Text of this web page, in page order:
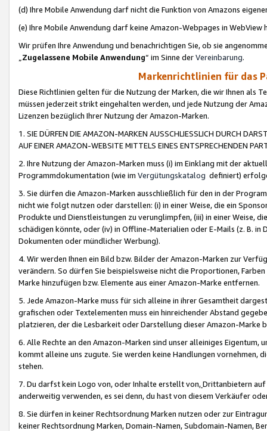
(d) Ihre Mobile Anwendung darf nicht die Funktion von Amazons
(e) Ihre Mobile Anwendung darf keine Amazon-Webpages in WebView
Wir prüfen Ihre Anwendung und benachrichtigen Sie, ob sie
„Zugelassene Mobile Anwendung“ im Sinne derVereinbarung.
Markenrichtlinien für das
Diese Richtlinien gelten für die Nutzung der Marken, die wir Ihnen als
müssen jederzeit strikt eingehalten werden, und jede Nutzung der
Lizenzen bezüglich Ihrer Nutzung der Amazon-Marken.
1. SIE DÜRFEN DIE AMAZON-MARKEN AUSSCHLIESSLICH DURCH
AUF EINER AMAZON-WEBSITE MITTELS EINES ENTSPRECHENDEN
2. Ihre Nutzung der Amazon-Marken muss (i) im Einklang mit der
Programmdokumentation (wie im Vergütungskatalog definiert)
3. Sie dürfen die Amazon-Marken ausschließlich für den in der
nicht wie folgt nutzen oder darstellen: (i) in einer Weise, die ein
Produkte und Dienstleistungen zu verunglimpfen, (iii) in einer Weise,
schädigen könnte, oder (iv) in Offline-Materialien oder E-Mails (z. B. in
Dokumenten oder mündlicher Werbung).
4. Wir werden Ihnen ein Bild bzw. Bilder der Amazon-Marken zur
verändern. So dürfen Sie beispielsweise nicht die Proportionen,
Marke hinzufügen bzw. Elemente aus einer Amazon-Marke entfernen.
5. Jede Amazon-Marke muss für sich alleine in ihrer Gesamtheit
grafischen oder Textelementen muss ein hinreichender Abstand
platzieren, der die Lesbarkeit oder Darstellung dieser Amazon-Marke
6. Alle Rechte an den Amazon-Marken sind unser alleiniges
kommt alleine uns zugute. Sie werden keine Handlungen vornehmen,
stehen.
7. Du darfst kein Logo von, oder Inhalte erstellt von,Drittanbietern auf
anderweitig verwenden, es sei denn, du hast von diesem Verkäufer
8. Sie dürfen in keiner Rechtsordnung Marken nutzen oder zur
keiner Rechtsordnung Marken, Domain-Namen, Subdomain-Namen,